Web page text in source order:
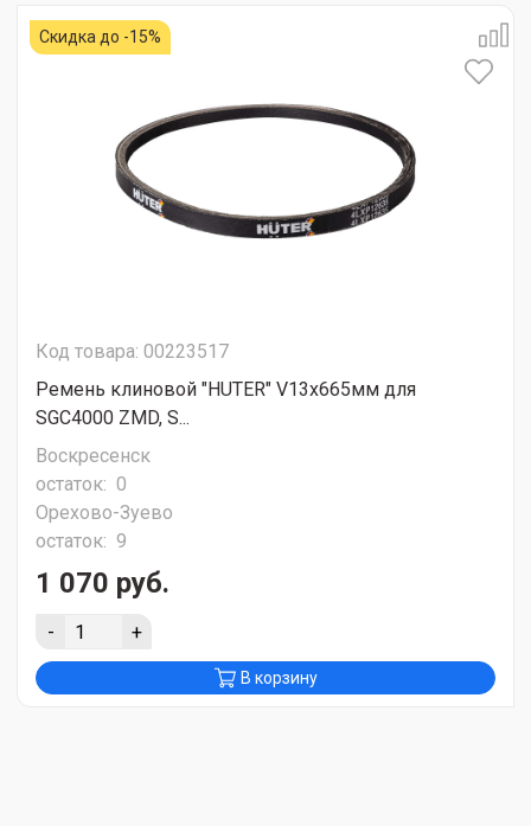
Скидка до -15%
Код товара: 00223517
Ремень клиновой "HUTER" V13x665мм для
SGC4000 ZMD, S...
Воскресенск
остаток: 0
Орехово-Зуево
остаток: 9
1 070 руб.
- +
В корзину